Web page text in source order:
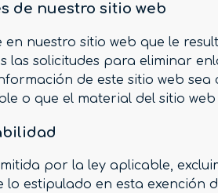
de nuestro sitio web
en nuestro sitio web que le
las solicitudes para eliminar
de este sitio web
o que el material del sitio
por la ley aplicable,
lo estipulado en esta exención